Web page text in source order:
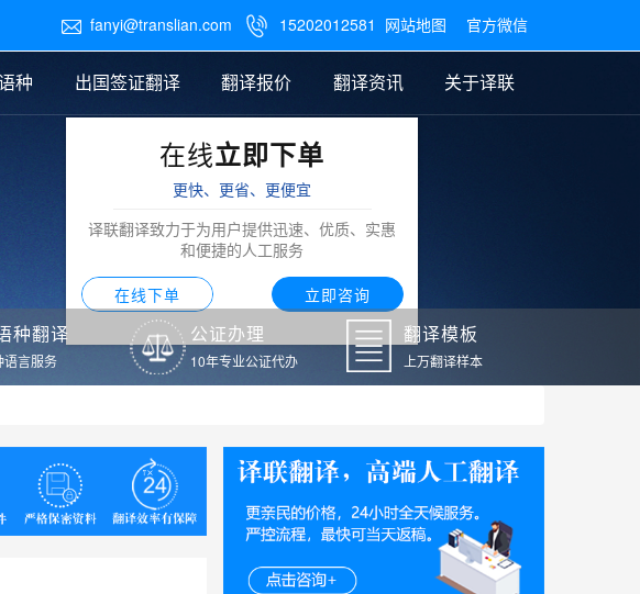
 fanyi@translian.com  15202012581 网站地图 官方微信
图纸翻译
种 出国签证翻译 翻译报价
笔译翻译报价
翻译资讯
公证样本
关于译联
在线立即下单
更快、更省、更便宜
译联翻译致力于为用户提供迅速、优质、实惠
和便捷的人工服务
在线下单 立即咨询
种翻译
语言服务
公证办理
10年专业公证代办
翻译模板
上万翻译样本